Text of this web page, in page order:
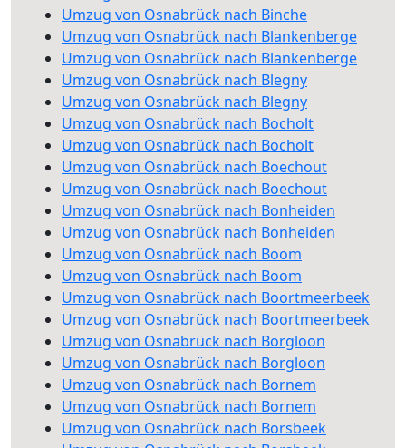
Umzug von Osnabrück nach Binche
Umzug von Osnabrück nach Blankenberge
Umzug von Osnabrück nach Blankenberge
Umzug von Osnabrück nach Blegny
Umzug von Osnabrück nach Blegny
Umzug von Osnabrück nach Bocholt
Umzug von Osnabrück nach Bocholt
Umzug von Osnabrück nach Boechout
Umzug von Osnabrück nach Boechout
Umzug von Osnabrück nach Bonheiden
Umzug von Osnabrück nach Bonheiden
Umzug von Osnabrück nach Boom
Umzug von Osnabrück nach Boom
Umzug von Osnabrück nach Boortmeerbeek
Umzug von Osnabrück nach Boortmeerbeek
Umzug von Osnabrück nach Borgloon
Umzug von Osnabrück nach Borgloon
Umzug von Osnabrück nach Bornem
Umzug von Osnabrück nach Bornem
Umzug von Osnabrück nach Borsbeek